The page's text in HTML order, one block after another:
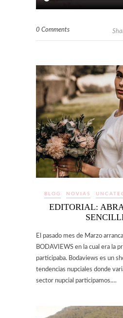
0 Comments
BLOG NOVIAS
EDITORIAL:
El pasado mes de Marzo
BODAVIEWS en la cual era la
participaba. Bodaviews es un
tendencias nupciales donde
sector nupcial participamos.…